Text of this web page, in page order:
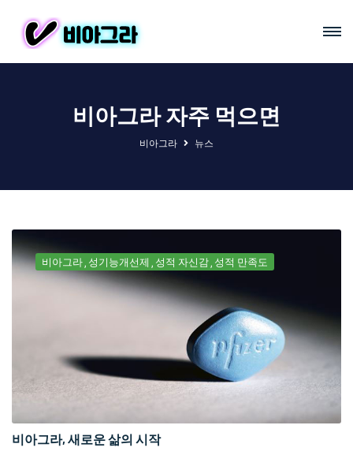
비아그라 자주 먹으면
비아그라 뉴스
비아그라 성기능개선제 성적 자신감 성적 만족도
비아그라, 새로운 삶의 시작